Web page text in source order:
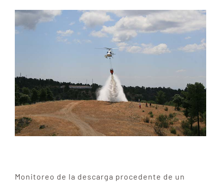
Monitoreo de la descarga procedente de un